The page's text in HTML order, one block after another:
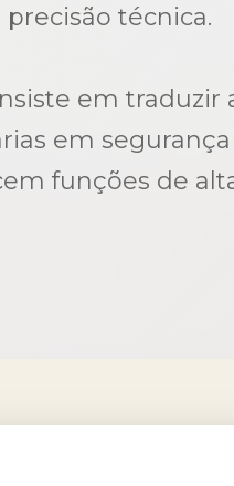
técnica.
em traduzir
em segurança
funções de